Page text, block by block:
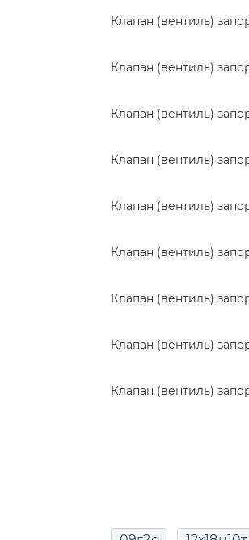
Клапан (вентиль)
Клапан (вентиль)
Клапан (вентиль)
Клапан (вентиль)
Клапан (вентиль)
Клапан (вентиль)
Клапан (вентиль)
Клапан (вентиль)
Клапан (вентиль)